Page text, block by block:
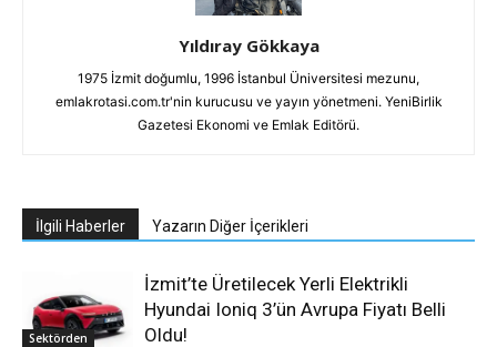
Yıldıray Gökkaya
1975 İzmit doğumlu, 1996 İstanbul Üniversitesi mezunu,
emlakrotasi.com.tr'nin kurucusu ve yayın yönetmeni. YeniBirlik
Gazetesi Ekonomi ve Emlak Editörü.
İlgili Haberler Yazarın Diğer İçerikleri
Sektörden
İzmit’te Üretilecek Yerli Elektrikli
Hyundai Ioniq 3’ün Avrupa Fiyatı Belli
Oldu!